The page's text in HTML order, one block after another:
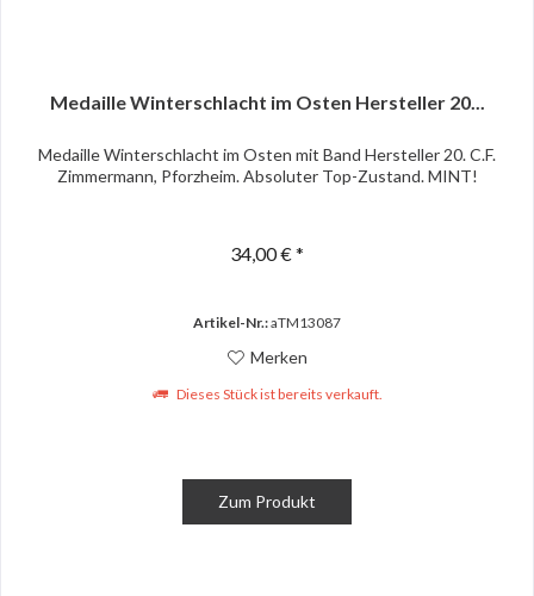
Medaille Winterschlacht im Osten Hersteller 20...
Medaille Winterschlacht im Osten mit Band Hersteller 20. C.F.
Zimmermann, Pforzheim. Absoluter Top-Zustand. MINT!
34,00 € *
Artikel-Nr.:aTM13087
Merken
Dieses Stück ist bereits verkauft.
Zum Produkt